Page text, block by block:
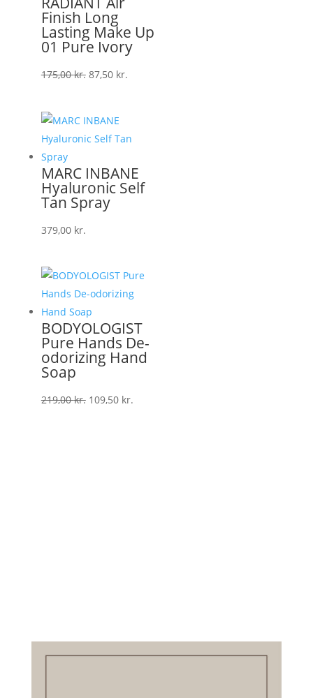
Finish Long
Lasting Make Up
01 Pure Ivory
175,00kr. Den
var:
175,00 kr..
87,50 kr.Den
87,50 kr..
MARC INBANE
Hyaluronic Self
Tan Spray
379,00 kr.
BODYOLOGIST
Pure Hands De-
odorizing Hand
Soap
219,00kr. Den
109,50 kr.Den